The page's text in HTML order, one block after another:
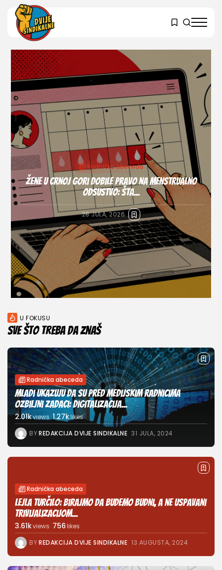
Radnička abeceda
Dok se gradovi prazne od vrućine, mnogi i dalje
rade...
10 JULA, 2026
U FOKUSU
Sve što treba da znaš
Radnička abeceda
Mladi ukazuju da su pred medijskim radnicima
ozbiljni zadaci: Digitalizacija...
2.01kviews 1.27klikes
BYREDAKCIJA DVIJE SINDIKALNE 31 JULA, 2024
Radnička abeceda
Lejla Turčilo: Birajmo da budemo budni, a ne uspavani
trivijalizacijom...
3.61kviews 756likes
BYREDAKCIJA DVIJE SINDIKALNE 13 AUGUSTA, 2024